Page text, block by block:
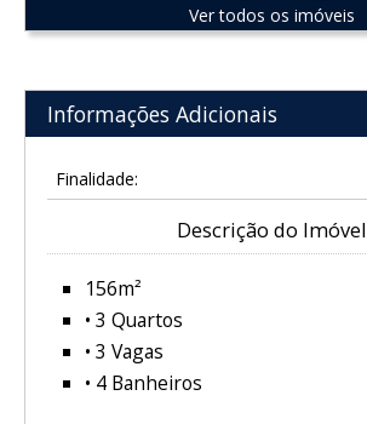
Ver todos os imóveis
Informações Adicionais
Finalidade:
Descrição do Imóvel
156m²
• 3 Quartos
• 3 Vagas
• 4 Banheiros